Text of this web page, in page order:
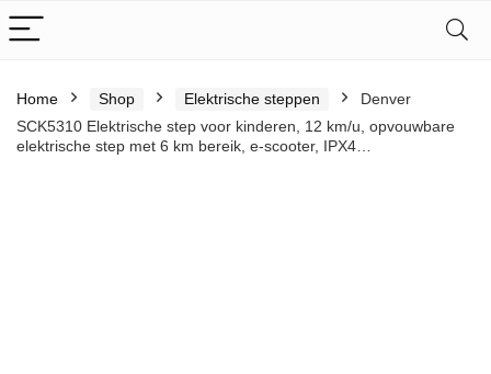
Home Shop Elektrische steppen
Denver
SCK5310 Elektrische step voor kinderen, 12 km/u, opvouwbare
elektrische step met 6 km bereik, e-scooter, IPX4…